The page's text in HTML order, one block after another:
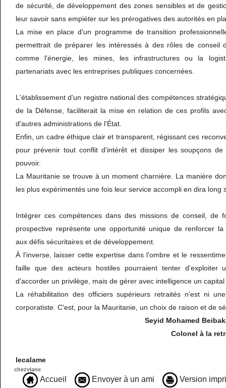
de sécurité, de développement des zones sensibles et de
leur savoir sans empiéter sur les prérogatives des autorités en
La mise en place d'un programme de transition
permettrait de préparer les intéressés à des rôles de conseil
comme l'énergie, les mines, les infrastructures ou la
partenariats avec les entreprises publiques concernées.
L'établissement d'un registre national des compétences
de la Défense, faciliterait la mise en relation de ces profils
d'autres administrations de l'État.
Enfin, un cadre éthique clair et transparent, régissant ces
pour prévenir tout conflit d'intérêt et dissiper les soupçons de
pouvoir.
La Mauritanie se trouve à un moment charnière. La manière
les plus expérimentés une fois leur service accompli en dira long
Intégrer ces compétences dans des missions de conseil, de
prospective représente une opportunité unique de renforcer
aux défis sécuritaires et de développement.
À l'inverse, laisser cette expertise dans l'ombre et le
faille que des acteurs hostiles pourraient tenter
d'accorder un privilège, mais de gérer avec intelligence un
La réhabilitation des officiers supérieurs retraités n'est ni
corporatiste. C'est, pour la Mauritanie, un choix de raison et de
Seyid Mohamed
Colonel à la
lecalame
chezvlane
Accueil Envoyer à un ami Version